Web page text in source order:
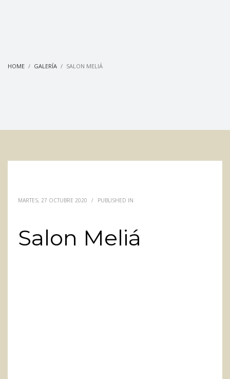
HOME GALERÍA SALON MELIÁ
MARTES, 27 OCTUBRE 2020 / PUBLISHED IN
Salon Meliá